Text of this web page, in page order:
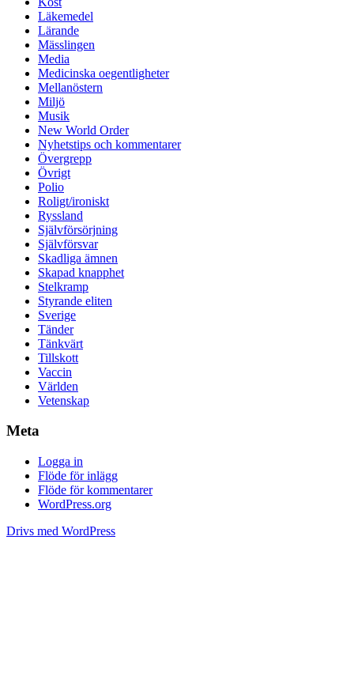
Läkemedel
Lärande
Mässlingen
Media
Medicinska oegentligheter
Mellanöstern
Miljö
Musik
New World Order
Nyhetstips och kommentarer
Övergrepp
Övrigt
Polio
Roligt/ironiskt
Ryssland
Självförsörjning
Självförsvar
Skadliga ämnen
Skapad knapphet
Stelkramp
Styrande eliten
Sverige
Tänder
Tänkvärt
Tillskott
Vaccin
Världen
Vetenskap
Meta
Logga in
Flöde för inlägg
Flöde för kommentarer
WordPress.org
Drivs med WordPress